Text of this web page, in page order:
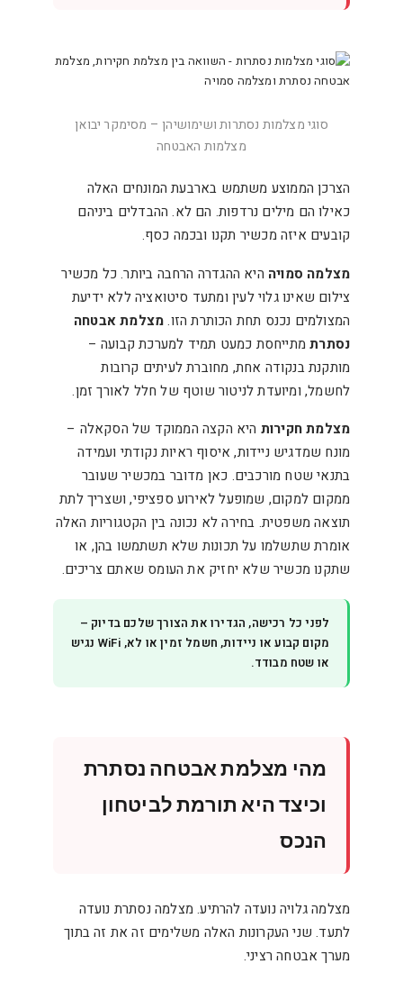
סוגי מצלמות נסתרות ושימושיהן – מסימקר יבואן
מצלמות האבטחה
הצרכן הממוצע משתמש בארבעת המונחים האלה
כאילו הם מילים נרדפות. הם לא. ההבדלים ביניהם
קובעים איזה מכשיר תקנו ובכמה כסף.
מצלמה סמויה היא ההגדרה הרחבה ביותר. כל מכשיר
צילום שאינו גלוי לעין ומתעד סיטואציה ללא ידיעת
המצולמים נכנס תחת הכותרת הזו.מצלמת אבטחה
נסתרתמתייחסת כמעט תמיד למערכת קבועה –
מותקנת בנקודה אחת, מחוברת לעיתים קרובות
לחשמל, ומיועדת לניטור שוטף של חלל לאורך זמן.
מצלמת חקירות היא הקצה הממוקד של הסקאלה –
מונח שמדגיש ניידות, איסוף ראיות נקודתי ועמידה
בתנאי שטח מורכבים. כאן מדובר במכשיר שעובר
ממקום למקום, שמופעל לאירוע ספציפי, ושצריך לתת
תוצאה משפטית. בחירה לא נכונה בין הקטגוריות האלה
אומרת שתשלמו על תכונות שלא תשתמשו בהן, או
שתקנו מכשיר שלא יחזיק את העומס שאתם צריכים.
לפני כל רכישה, הגדירו את הצורך שלכם בדיוק –
מקום קבוע או ניידות, חשמל זמין או לא, WiFi נגיש
או שטח מבודד.
מהי מצלמת אבטחה נסתרת
וכיצד היא תורמת לביטחון
הנכס
מצלמה גלויה נועדה להרתיע. מצלמה נסתרת נועדה
לתעד. שני העקרונות האלה משלימים זה את זה בתוך
מערך אבטחה רציני.